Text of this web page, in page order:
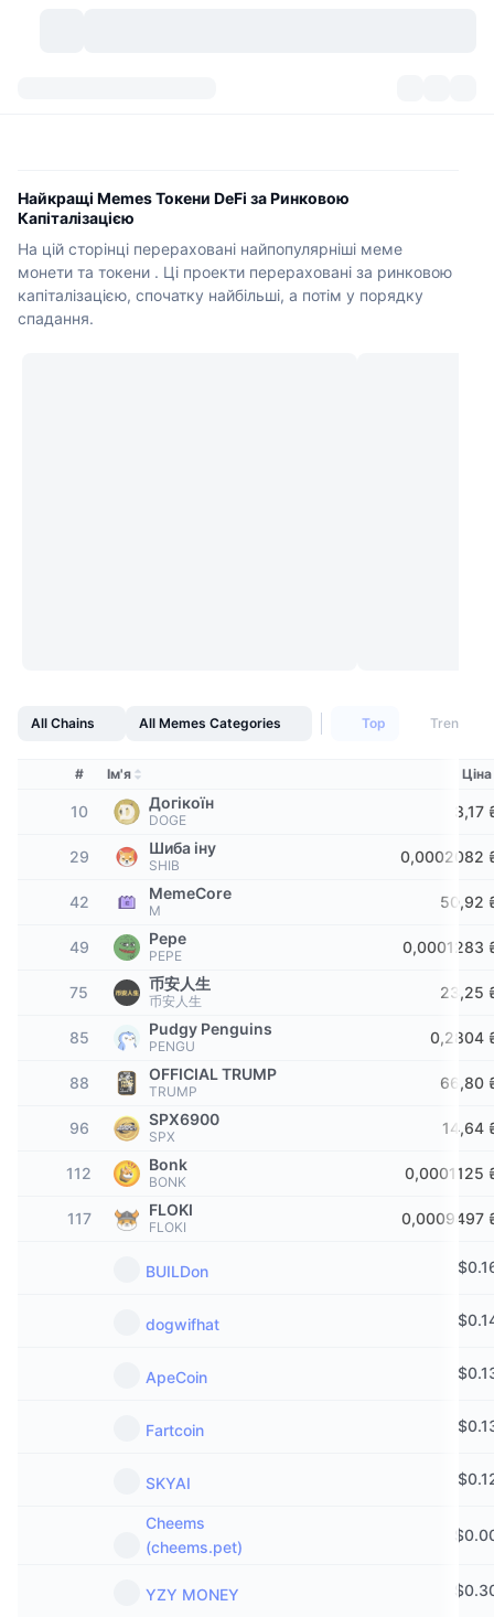
Історичні Знімки
Лідери росту та лідери падіння
Найбільш відвідувані
Рейтинг ланцюга
Ринки прогнозування
В тренді
Крипто
Політика
Спорт
Технології
Огляд ринку
Спотовий ринок
Індикатори ринкового циклу
Домінування Bitcoin
Індекс CoinMarketCap 100
Потоки ETF
Криптовалютні ETF
Біткоїн ETF
Эфириум ETF
Технічний аналіз
Ставки фінансування
Сигнали
Популярні
Централізовані біржі
Спільнота
ЧаПи
Інтеграції ШІ
CMC Хаб агентів
Ринок навичок
CMC Протокол контексту моделі
x402
CMC Max
Головні новини
Telegram-бот
Віджети Сайту
Новини
Студент
Дослідження
Навчайся та заробляй
Найкращі Memes Токени DeFi за Ринковою
Капіталізацією
На цій сторінці перераховані найпопулярніші меме
монети та токени . Ці проекти перераховані за ринковою
капіталізацією, спочатку найбільші, а потім у порядку
спадання.
All Chains All Memes Categories Top Trending
# Ім'я Ціна
10 Догікоїн
DOGE 3,17
29 Шиба іну
SHIB 0,0002082
42 MemeCore
M 50,92
49 Pepe
PEPE 0,0001283
75 币安人生
币安人生 23,25
85 Pudgy Penguins
PENGU 0,2804
88 OFFICIAL TRUMP
TRUMP 66,80
96 SPX6900
SPX 14,64
112 Bonk
BONK 0,0001125
117 FLOKI
FLOKI 0,0009497
BUILDon $
dogwifhat $
ApeCoin $
Fartcoin $
SKYAI $
Cheems
(cheems.pet)
$
YZY MONEY $